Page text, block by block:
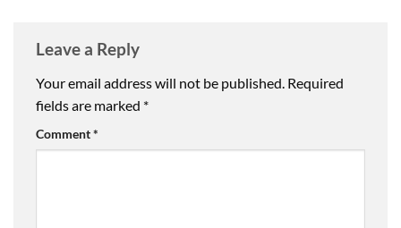
Leave a Reply
Your email address will not be published. Required
fields are marked *
Comment*